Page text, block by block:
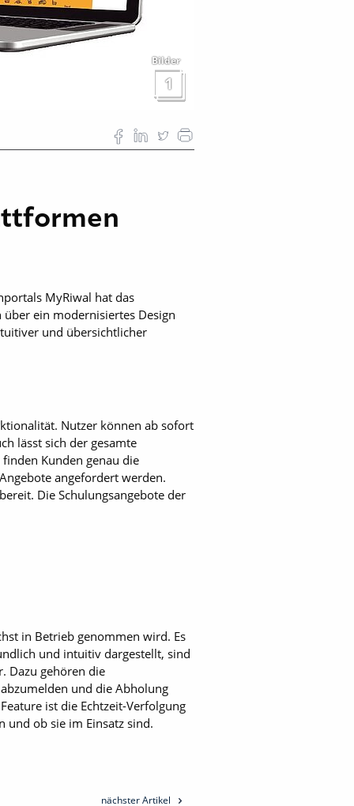
Bilder
1
MyRiwal hat das
ein modernisiertes Design
und übersichtlicher
Nutzer können ab sofort
lässt sich der gesamte
Kunden genau die
angefordert werden.
Die Schulungsangebote der
in Betrieb genommen wird. Es
und intuitiv dargestellt, sind
Dazu gehören die
und die Abholung
ist die Echtzeit-Verfolgung
und ob sie im Einsatz sind.
nächster Artikel